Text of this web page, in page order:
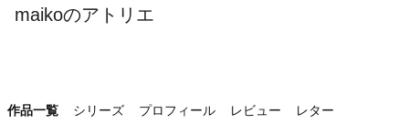
maikoのアトリエ
作品一覧 シリーズ プロフィール レビュー レター